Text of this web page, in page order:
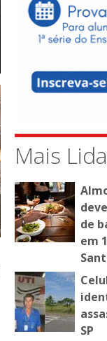
Mais
de
em
SP